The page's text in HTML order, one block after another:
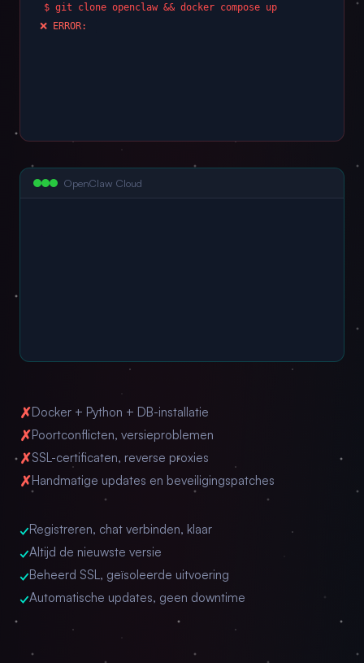
$ git clone openclaw && docker compose up
❌ ERROR: port 5
OpenClaw Cloud
✗Docker + Python + DB-installatie
✗Poortconflicten, versieproblemen
✗SSL-certificaten, reverse proxies
✗Handmatige updates en beveiligingspatches
✓Registreren, chat verbinden, klaar
✓Altijd de nieuwste versie
✓Beheerd SSL, geïsoleerde uitvoering
✓Automatische updates, geen downtime